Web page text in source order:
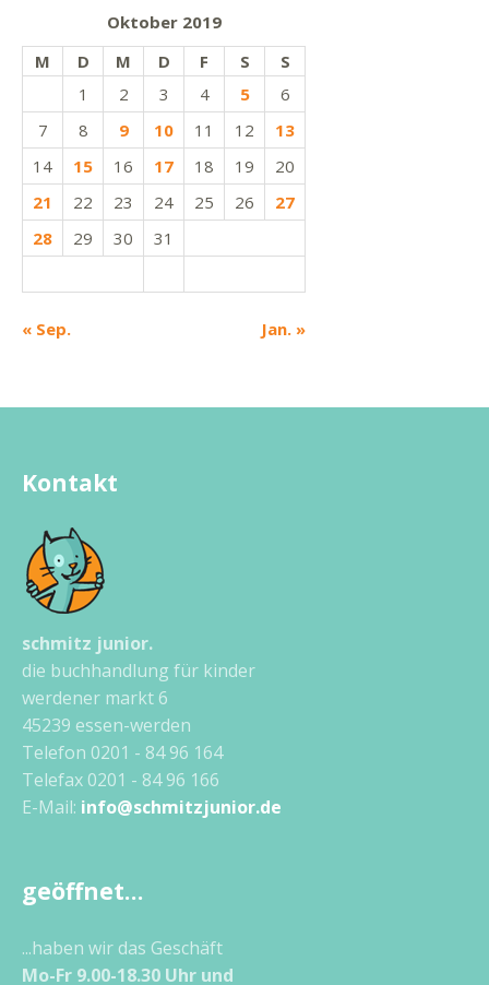
Oktober 2019
M
D M D F S S
« Sep. Jan. »
1 2 3 4 5
6
7
8 9 10 11 12
13
14
15 16 17 18 19
20
21
22 23 24 25 26
27
28
29 30 31
Kontakt
schmitz junior.
die buchhandlung für kinder
werdener markt 6
45239 essen-werden
Telefon 0201 - 84 96 164
Telefax 0201 - 84 96 166
E-Mail: info@schmitzjunior.de
geöffnet…
...haben wir das Geschäft
Mo-Fr 9.00-18.30 Uhr und